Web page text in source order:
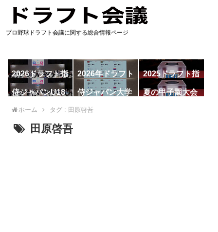
プロ野球ドラフト会議に関する総合情報ページ
2026ドラフト指
名予想
2026年ドラフト
候補
2025ドラフト指
名一覧
侍ジャパンU18
代表
侍ジャパン大学
代表
夏の甲子園大会
ホーム タグ : 田原啓吾
田原啓吾